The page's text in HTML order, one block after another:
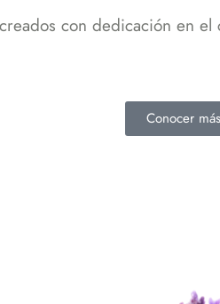
con dedicación en
Conocer más